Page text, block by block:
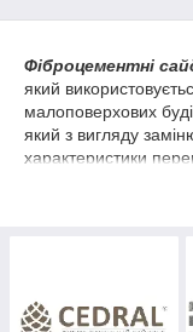
Фіброцементні
який
малоповерхових
який з вигляду
характеристики
обділена і
Сайдинг з